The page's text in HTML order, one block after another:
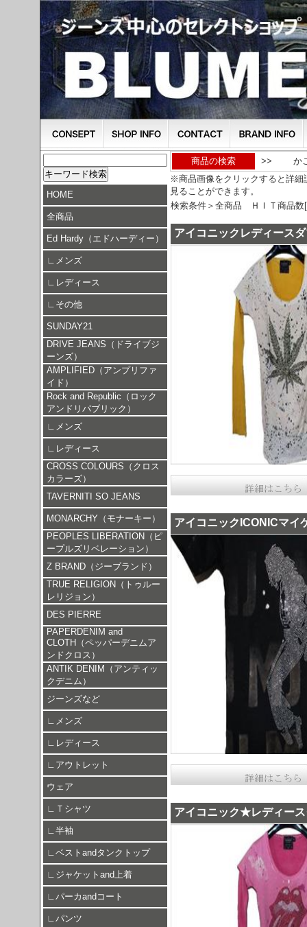
HOME
全商品
Ed Hardy（エドハーディー）
∟ メンズ
∟ レディース
∟ その他
SUNDAY21
DRIVE JEANS（ドライブジ
ーンズ）
AMPLIFIED（アンプリファ
イド）
Rock and Republic（ロック
アンドリパブリック）
∟ メンズ
∟ レディース
CROSS COLOURS（クロス
カラーズ）
TAVERNITI SO JEANS
MONARCHY（モナーキー）
PEOPLES LIBERATION（ピ
ープルズリベレーション）
Z BRAND（ジーブランド）
TRUE RELIGION（トゥルー
レリジョン）
DES PIERRE
PAPERDENIM and
CLOTH（ペッパーデニムア
ンドクロス）
ANTIK DENIM（アンティッ
クデニム）
ジーンズなど
∟ メンズ
∟ レディース
∟ アウトレット
ウェア
∟ Ｔシャツ
∟半袖
∟ベストandタンクトップ
∟ ジャケットand上着
∟パーカandコート
∟パンツ
商品の検索 >>
か
※商品画像をクリックすると詳細
見ることができます。
検索条件＞全商品 ＨＩＴ商品数
アイコニックレディース
アイコニックICONICマイ
アイコニック★レディー